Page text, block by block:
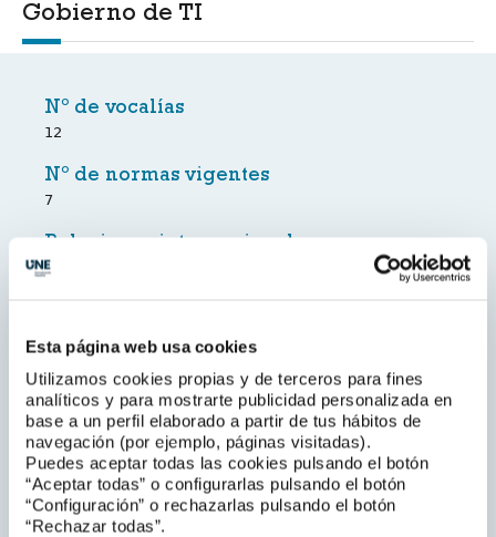
Esta página web usa cookies
Utilizamos cookies propias y de terceros para fines
analíticos y para mostrarte publicidad personalizada en
base a un perfil elaborado a partir de tus hábitos de
navegación (por ejemplo, páginas visitadas).
Puedes aceptar todas las cookies pulsando el botón
“Aceptar todas” o configurarlas pulsando el botón
“Configuración” o rechazarlas pulsando el botón
“Rechazar todas”.
Gobierno de TI
Nº de vocalías
12
Nº de normas vigentes
7
Relaciones internacionales
ISO/IEC
Presidente
Javier Peris
Presidente de itSMF España
Vicepresidente
Jesús Gómez Ruedas
Project Manager de S2 Grupo
Secretaria
Luis Morán
itSMF España